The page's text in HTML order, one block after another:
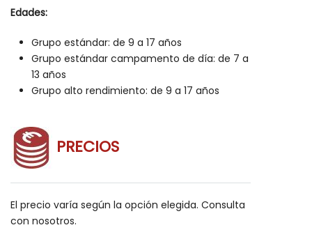
Edades:
Grupo estándar: de 9 a 17 años
Grupo estándar campamento de día: de 7 a
13 años
Grupo alto rendimiento: de 9 a 17 años
PRECIOS
El precio varía según la opción elegida. Consulta
con nosotros.